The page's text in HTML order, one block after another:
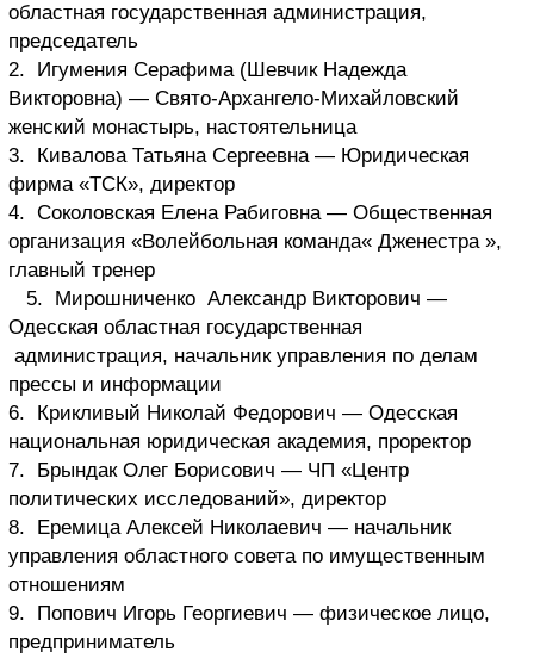
областная государственная администрация,
председатель
2. Игумения Серафима (Шевчик Надежда
Викторовна) — Свято-Архангело-Михайловский
женский монастырь, настоятельница
3. Кивалова Татьяна Сергеевна — Юридическая
фирма «ТСК», директор
4. Соколовская Елена Рабиговна — Общественная
организация «Волейбольная команда« Дженестра »,
главный тренер
5. Мирошниченко Александр Викторович —
Одесская областная государственная
администрация, начальник управления по делам
прессы и информации
6. Крикливый Николай Федорович — Одесская
национальная юридическая академия, проректор
7. Брындак Олег Борисович — ЧП «Центр
политических исследований», директор
8. Еремица Алексей Николаевич — начальник
управления областного совета по имущественным
отношениям
9. Попович Игорь Георгиевич — физическое лицо,
предприниматель